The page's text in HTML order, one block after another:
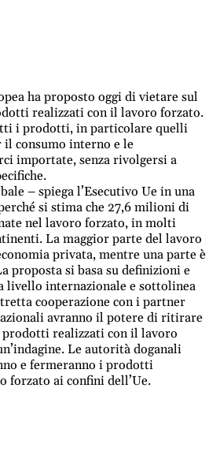
ha proposto oggi di vietare sul
realizzati con il lavoro forzato.
i prodotti, in particolare quelli
il consumo interno e le
importate, senza rivolgersi a
– spiega l’Esecutivo Ue in una
si stima che 27,6 milioni di
nel lavoro forzato, in molti
La maggior parte del lavoro
privata, mentre una parte è
proposta si basa su definizioni e
livello internazionale e sottolinea
cooperazione con i partner
avranno il potere di ritirare
prodotti realizzati con il lavoro
Le autorità doganali
e fermeranno i prodotti
forzato ai confini dell’Ue.